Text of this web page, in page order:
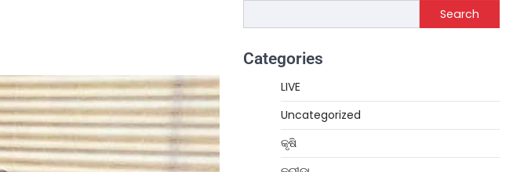
Search
Categories
LIVE
Uncategorized
କୃଷି